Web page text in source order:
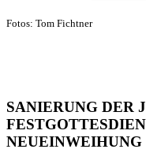
Fotos: Tom Fichtner
SANIERUNG DER
NEUEINWEIHUNG